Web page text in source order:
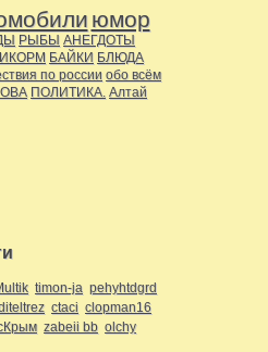
юмор
РЫБЫ АНЕГДОТЫ
БАЙКИ БЛЮДА
по россии обо всём
ПОЛИТИКА. Алтай
timon-ja pehyhtdgrd
ctaci clopman16
zabeii bb olchy